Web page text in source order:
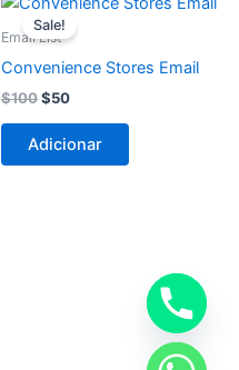
Sale!
Email List
Convenience Stores Email
$100
preço
original
$100.
$50
atual
$50.
Adicionar